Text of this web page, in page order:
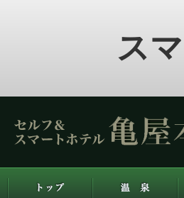
ス
ホテル亀屋本店